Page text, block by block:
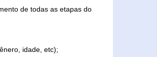
de todas as etapas do
idade, etc);